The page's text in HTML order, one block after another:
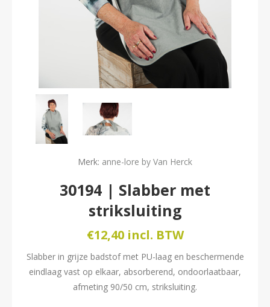
Merk: anne-lore by Van Herck
30194 | Slabber met
striksluiting
€12,40 incl. BTW
Slabber in grijze badstof met PU-laag en beschermende
eindlaag vast op elkaar, absorberend, ondoorlaatbaar,
afmeting 90/50 cm, striksluiting.